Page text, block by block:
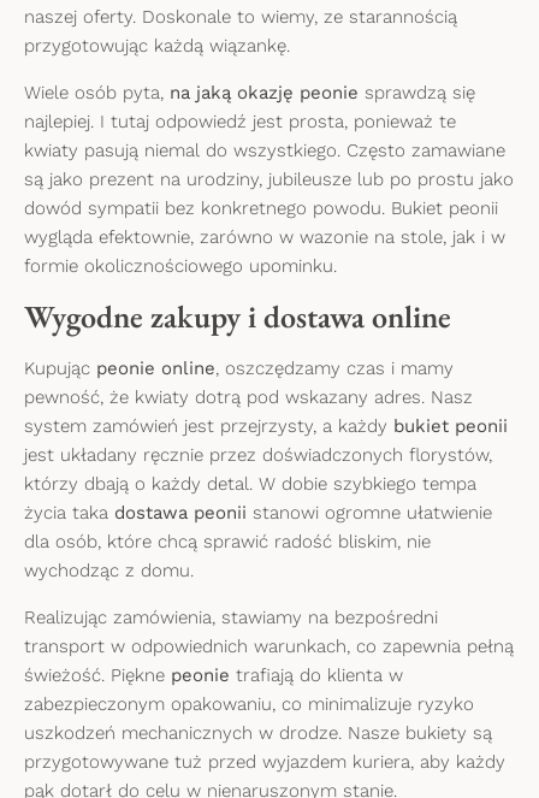
naszej oferty. Doskonale to wiemy, ze starannością
przygotowując każdą wiązankę.
Wiele osób pyta, na jaką okazję peonie sprawdzą się
najlepiej. I tutaj odpowiedź jest prosta, ponieważ te
kwiaty pasują niemal do wszystkiego. Często zamawiane
są jako prezent na urodziny, jubileusze lub po prostu jako
dowód sympatii bez konkretnego powodu. Bukiet peonii
wygląda efektownie, zarówno w wazonie na stole, jak i w
formie okolicznościowego upominku.
Wygodne zakupy i dostawa online
Kupując peonie online, oszczędzamy czas i mamy
pewność, że kwiaty dotrą pod wskazany adres. Nasz
system zamówień jest przejrzysty, a każdy bukiet peonii
jest układany ręcznie przez doświadczonych florystów,
którzy dbają o każdy detal. W dobie szybkiego tempa
życia taka dostawa peonii stanowi ogromne ułatwienie
dla osób, które chcą sprawić radość bliskim, nie
wychodząc z domu.
Realizując zamówienia, stawiamy na bezpośredni
transport w odpowiednich warunkach, co zapewnia pełną
świeżość. Piękne peonie trafiają do klienta w
zabezpieczonym opakowaniu, co minimalizuje ryzyko
uszkodzeń mechanicznych w drodze. Nasze bukiety są
przygotowywane tuż przed wyjazdem kuriera, aby każdy
pąk dotarł do celu w nienaruszonym stanie.